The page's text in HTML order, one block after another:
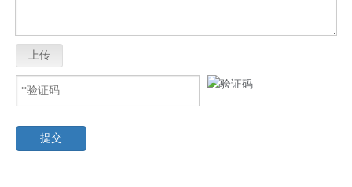
上传
提交